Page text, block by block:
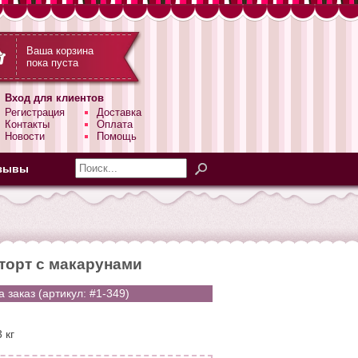
Ваша корзина
пока пуста
Вход для клиентов
Регистрация
Контакты
Новости
Доставка
Оплата
Помощь
с макарунами
заказ (артикул: #1-349)
кг